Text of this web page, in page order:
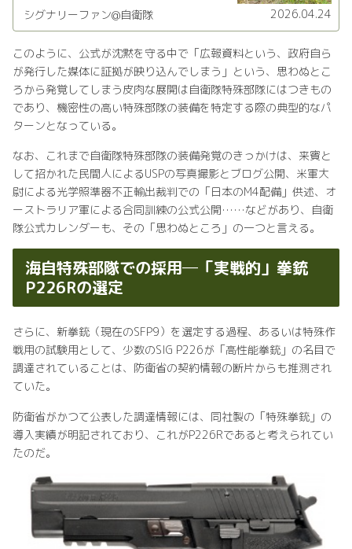
シグナリーファン@自衛隊 2026.04.24
このように、公式が沈黙を守る中で「広報資料という、政府自ら
が発行した媒体に証拠が映り込んでしまう」という、思わぬとこ
ろから発覚してしまう皮肉な展開は自衛隊特殊部隊にはつきもの
であり、機密性の高い特殊部隊の装備を特定する際の典型的なパ
ターンとなっている。
なお、これまで自衛隊特殊部隊の装備発覚のきっかけは、来賓と
して招かれた民間人によるUSPの写真撮影とブログ公開、米軍大
尉による光学照準器不正輸出裁判での「日本のM4配備」供述、オ
ーストラリア軍による合同訓練の公式公開……などがあり、自衛
隊公式カレンダーも、その「思わぬところ」の一つと言える。
海自特殊部隊での採用─「実戦的」拳銃
P226Rの選定
さらに、新拳銃（現在のSFP9）を選定する過程、あるいは特殊作
戦用の試験用として、少数のSIG P226が「高性能拳銃」の名目で
調達されていることは、防衛省の契約情報の断片からも推測され
ていた。
防衛省がかつて公表した調達情報には、同社製の「特殊拳銃」の
導入実績が明記されており、これがP226Rであると考えられてい
たのだ。